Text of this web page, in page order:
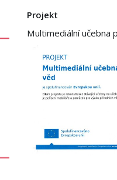
Projekt
Multimediální učebna